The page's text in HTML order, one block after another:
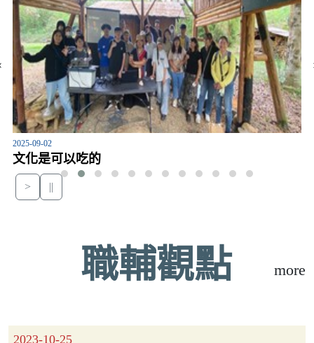
> ||
2025-09-02
文化是可以吃的
職輔觀點 more
2023-10-25